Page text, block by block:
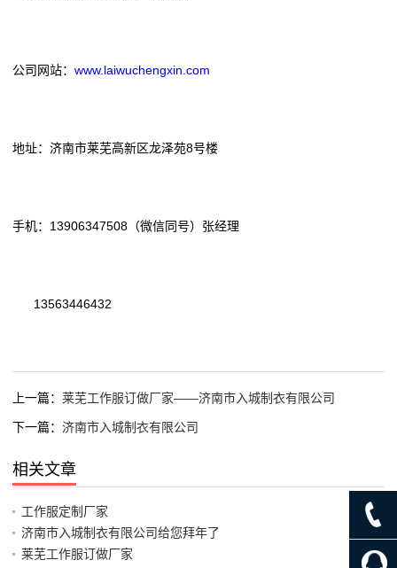
公司网站： www.laiwuchengxin.com
地址：济南市莱芜高新区龙泽苑8号楼
手机：13906347508（微信同号）张经理
13563446432
上一篇： 莱芜工作服订做厂家——济南市入城制衣有限公司
下一篇： 济南市入城制衣有限公司
相关文章
工作服定制厂家
济南市入城制衣有限公司给您拜年了
莱芜工作服订做厂家